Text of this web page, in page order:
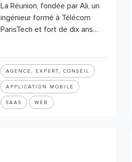
La Réunion, fondée par Ali, un
ingénieur formé à Télécom
ParisTech et fort de dix ans…
AGENCE, EXPERT, CONSEIL
APPLICATION MOBILE
SAAS WEB